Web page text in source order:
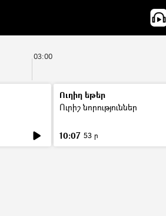
03:00
Ուղիղ եթեր
Ուրիշ նորություններ
10:07 53 ր